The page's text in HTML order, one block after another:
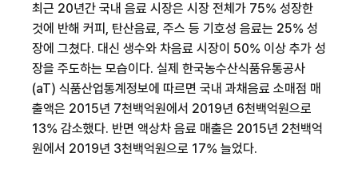
최근 20년간 국내 음료 시장은 시장 전체가 75% 성장한
것에 반해 커피 , 탄산음료, 주스 등 기호성 음료는 25% 성
장에 그쳤다. 대신 생수와 차음료 시장이 50% 이상 추가 성
장을 주도하는 모습이다. 실제 한국농수산식품유통공사
(aT) 식품산업통계정보에 따르면 국내 과채음료 소매점 매
출액은 2015년 7천백억원에서 2019년 6천백억원으로
13% 감소했다. 반면 액상차 음료 매출은 2015년 2천백억
원에서 2019년 3천백억원으로 17% 늘었다.